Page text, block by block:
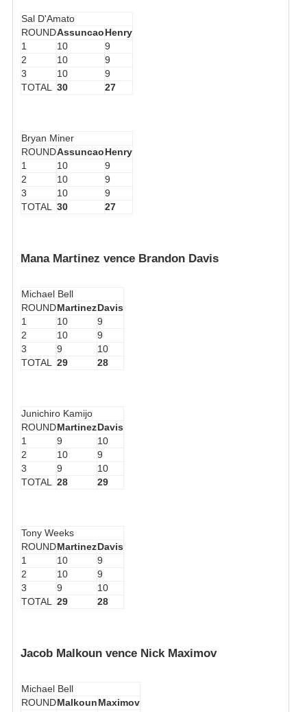
Sal D'Amato
ROUNDAssuncaoHenry
1
10
9
2
10
9
3
10
9
TOTAL 30 27
Bryan Miner
ROUNDAssuncaoHenry
1
10
9
2
10
9
3
10
9
TOTAL 30 27
Mana Martinez vence Brandon Davis
Michael Bell
ROUNDMartinezDavis
1
10
9
2
10
9
3
9
10
TOTAL 29 28
Junichiro Kamijo
ROUNDMartinezDavis
1
9
10
2
10
9
3
9
10
TOTAL 28 29
Tony Weeks
ROUNDMartinezDavis
1
10
9
2
10
9
3
9
10
TOTAL 29 28
Jacob Malkoun vence Nick Maximov
Michael Bell
ROUNDMalkounMaximov